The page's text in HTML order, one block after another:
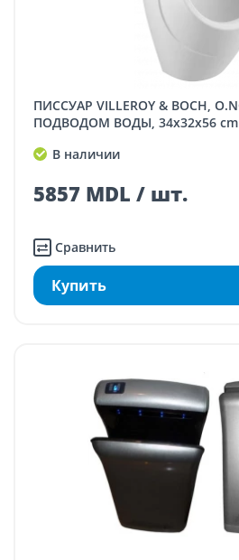
ПИССУАР VILLEROY & BOCH, O.NOVO, С ВНЕШНИМ
ПОДВОДОМ ВОДЫ, 34x32x56 cm
В наличии
5857 MDL / шт.
Сравнить
Купить